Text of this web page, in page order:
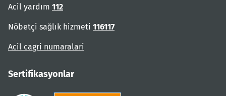
Acil yardım 112
Nöbetçi sağlık hizmeti 116117
Acil cagri numaralari
Sertifikasyonlar